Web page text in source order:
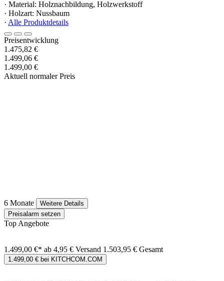
· Material: Holznachbildung, Holzwerkstoff
· Holzart: Nussbaum
· Alle Produktdetails
Preisentwicklung
1.475,82 €
1.499,06 €
1.499,00 €
Aktuell normaler Preis
6 Monate
Weitere Details
Preisalarm setzen
Top Angebote
1.499,00 €* ab 4,95 € Versand 1.503,95 € Gesamt
1.499,00 € bei KITCHCOM.COM